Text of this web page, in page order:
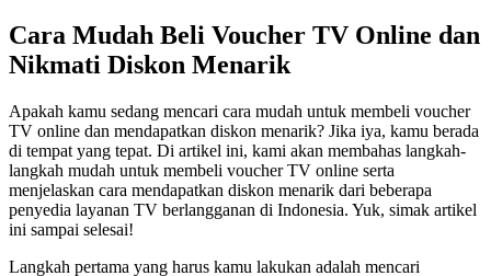
Cara Mudah Beli Voucher TV Online dan
Nikmati Diskon Menarik
Apakah kamu sedang mencari cara mudah untuk membeli voucher
TV online dan mendapatkan diskon menarik? Jika iya, kamu berada
di tempat yang tepat. Di artikel ini, kami akan membahas langkah-
langkah mudah untuk membeli voucher TV online serta
menjelaskan cara mendapatkan diskon menarik dari beberapa
penyedia layanan TV berlangganan di Indonesia. Yuk, simak artikel
ini sampai selesai!
Langkah pertama yang harus kamu lakukan adalah mencari